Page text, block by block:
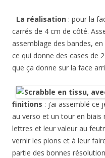
La réalisation : pour la
carrés de 4 cm de côté.
assemblage des bandes,
ce qui donne des cases de
que ça donne sur la face
finitions : j’ai assemblé ce
au verso et un tour en biais
lettres et leur valeur au
vernir les pions et à leur
partie des bonnes